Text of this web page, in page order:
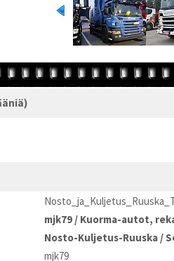
mjk79 / Kuorma-autot,
Nosto-Kuljetus-Ruuska /
mjk79